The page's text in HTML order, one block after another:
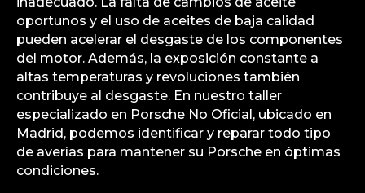
oportunos y el uso de aceites de baja calidad
pueden acelerar el desgaste de los componentes
del motor. Además, la exposición constante a
altas temperaturas y revoluciones también
contribuye al desgaste. En nuestro taller
especializado en Porsche No Oficial, ubicado en
Madrid, podemos identificar y reparar todo tipo
de averías para mantener su Porsche en óptimas
condiciones.